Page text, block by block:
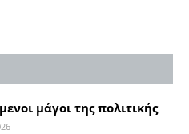
μάγοι της πολιτικής